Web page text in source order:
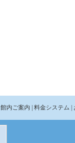
| 館内ご案内 | 料金システム